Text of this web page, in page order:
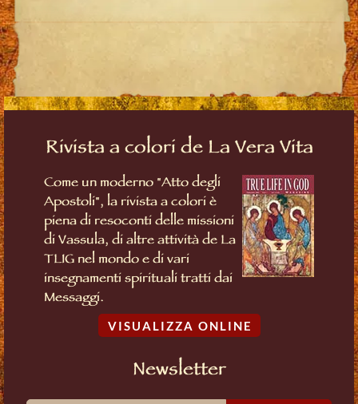
Rivista a colori de La Vera Vita
Come un moderno "Atto degli
Apostoli", la rivista a colori è
piena di resoconti delle missioni
di Vassula, di altre attività de La
TLIG nel mondo e di vari
insegnamenti spirituali tratti dai
Messaggi.
VISUALIZZA ONLINE
Newsletter